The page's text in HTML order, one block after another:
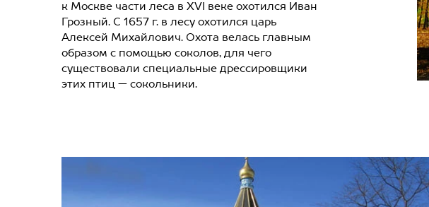
к Москве части леса в XVI веке охотился Иван
Грозный. С 1657 г. в лесу охотился царь
Алексей Михайлович. Охота велась главным
образом с помощью соколов, для чего
существовали специальные дрессировщики
этих птиц — сокольники.